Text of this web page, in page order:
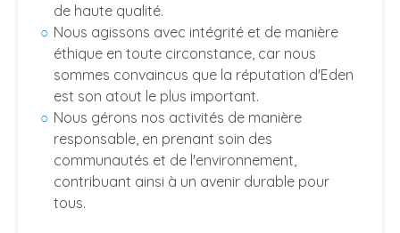
de haute qualité.
Nous agissons avec intégrité et de manière
éthique en toute circonstance, car nous
sommes convaincus que la réputation d'Eden
est son atout le plus important.
Nous gérons nos activités de manière
responsable, en prenant soin des
communautés et de l'environnement,
contribuant ainsi à un avenir durable pour
tous.